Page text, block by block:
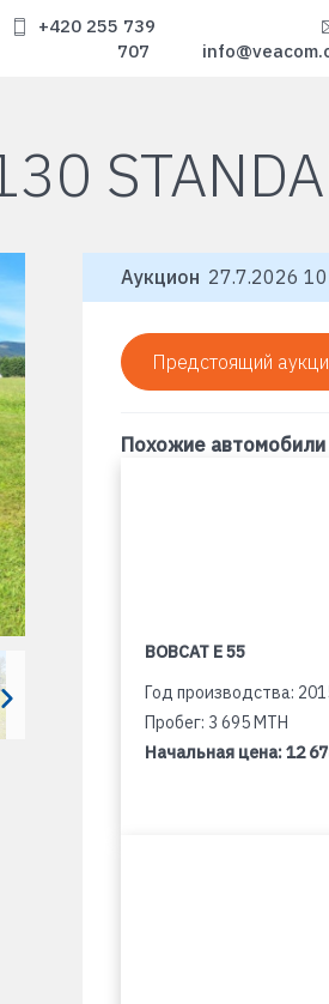
+420 255 739
707
Аукцион 27.7.2026
Предстоящий
Похожие автомобили
BOBCAT E 55
Год производства:
Пробег: 3 695 MTH
Начальная цена:12